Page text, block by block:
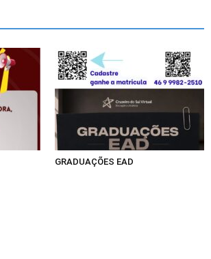
GRADUAÇÕES EAD